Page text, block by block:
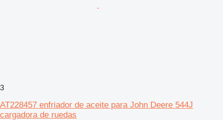
3
AT228457 enfriador de aceite para John Deere 544J
cargadora de ruedas